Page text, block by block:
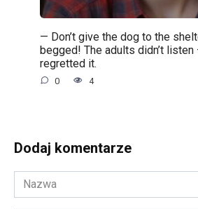
— Don’t give the dog to the
begged! The adults didn’t listen
regretted it.
0 4
Dodaj komentarze
Nazwa
*